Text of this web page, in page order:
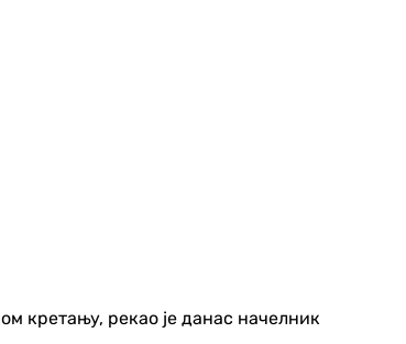
кретању, рекао је данас начелник